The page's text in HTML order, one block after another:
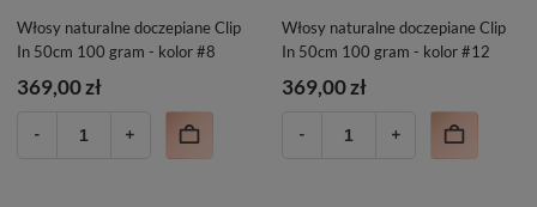
Włosy naturalne doczepiane Clip
In 50cm 100 gram - kolor #8
369,00 zł
Włosy naturalne doczepiane Clip
In 50cm 100 gram - kolor #12
369,00 zł